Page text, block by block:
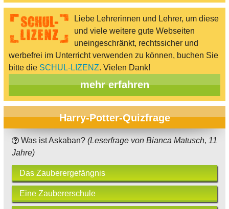
Liebe Lehrerinnen und Lehrer, um diese
und viele weitere gute Webseiten
uneingeschränkt, rechtssicher und
werbefrei im Unterricht verwenden zu können, buchen Sie
bitte die SCHUL-LIZENZ. Vielen Dank!
mehr erfahren
Harry-Potter-Quizfrage
Was ist Askaban? (Leserfrage von Bianca Matusch, 11
Jahre)
Das Zauberergefängnis
Eine Zaubererschule